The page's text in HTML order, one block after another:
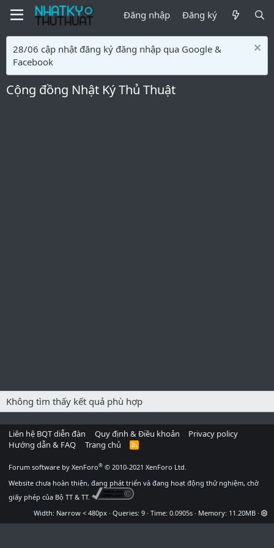
Đăng nhập Đăng ký
28/06 cập nhật đăng ký đăng nhập qua Google &
Facebook
Cộng đồng Nhật Ký Thủ Thuật
Không tìm thấy kết quả phù hợp
Liên hệ BQT diễn đàn Quy định & Điều khoản
Privacy policy
Hướng dẫn & FAQ
Trang chủ
R
Forum software by XenForo® © 2010-2021 XenForo Ltd.
Website chưa hoàn thiện, đang phát triển và đang hoạt động thử nghiệm, chờ
giấy phép của Bộ TT & TT.
Width
Queries 9 Time 0.0905s Memory 11.20MB